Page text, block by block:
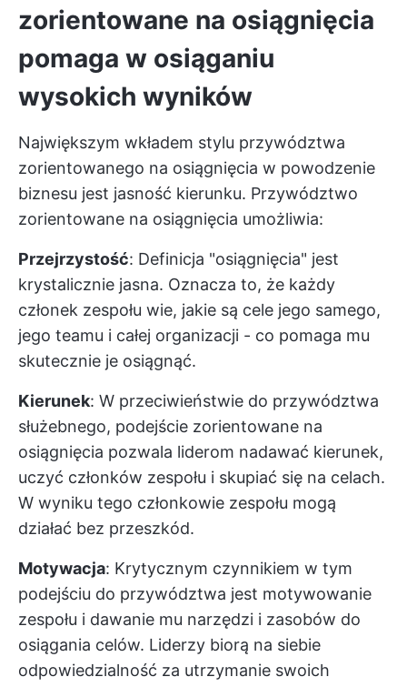
zorientowane na osiągnięcia
pomaga w osiąganiu
wysokich wyników
Największym wkładem stylu przywództwa
zorientowanego na osiągnięcia w powodzenie
biznesu jest jasność kierunku. Przywództwo
zorientowane na osiągnięcia umożliwia:
Przejrzystość: Definicja "osiągnięcia" jest
krystalicznie jasna. Oznacza to, że każdy
członek zespołu wie, jakie są cele jego samego,
jego teamu i całej organizacji - co pomaga mu
skutecznie je osiągnąć.
Kierunek: W przeciwieństwie do przywództwa
służebnego, podejście zorientowane na
osiągnięcia pozwala liderom nadawać kierunek,
uczyć członków zespołu i skupiać się na celach.
W wyniku tego członkowie zespołu mogą
działać bez przeszkód.
Motywacja: Krytycznym czynnikiem w tym
podejściu do przywództwa jest motywowanie
zespołu i dawanie mu narzędzi i zasobów do
osiągania celów. Liderzy biorą na siebie
odpowiedzialność za utrzymanie swoich